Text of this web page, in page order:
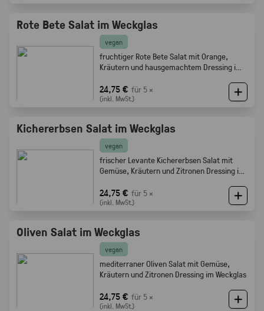
Rote Bete Salat im Weckglas
vegan
fruchtiger Rote Bete Salat mit Orange,
Kräutern und hausgemachtem Dressing im
24,75 € für 5 ×
(inkl. MwSt.)
Kichererbsen Salat im Weckglas
vegan
frischer Levante Kichererbsen Salat mit
Gemüse, Kräutern und Zitronen Dressing im
24,75 € für 5 ×
(inkl. MwSt.)
Oliven Salat im Weckglas
vegan
mediterraner Oliven Salat mit Gemüse,
Kräutern und Zitronen Dressing im Weckglas
24,75 € für 5 ×
(inkl. MwSt.)